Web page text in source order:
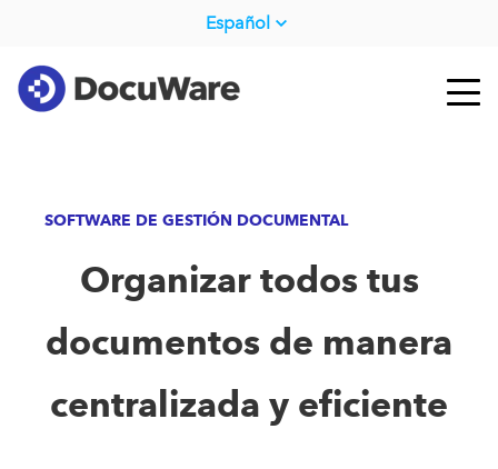
Español
SOFTWARE DE GESTIÓN DOCUMENTAL
Organizar todos tus
documentos de manera
centralizada y eficiente